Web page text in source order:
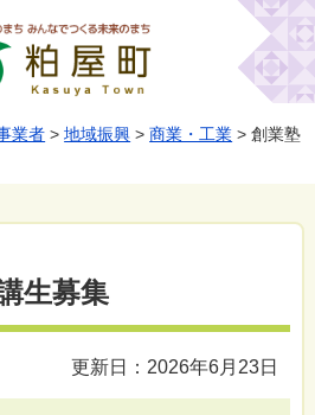
業者 >地域振興 >商業・工業 > 創業塾
生募集
更新日：2026年6月23日